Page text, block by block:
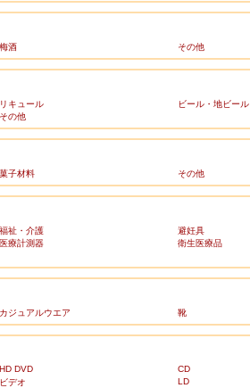
梅酒 その他
リキュール ビール・地ビール
その他
菓子材料 その他
福祉・介護 避妊具
医療計測器 衛生医療品
カジュアルウエア 靴
HD DVD CD
ビデオ LD